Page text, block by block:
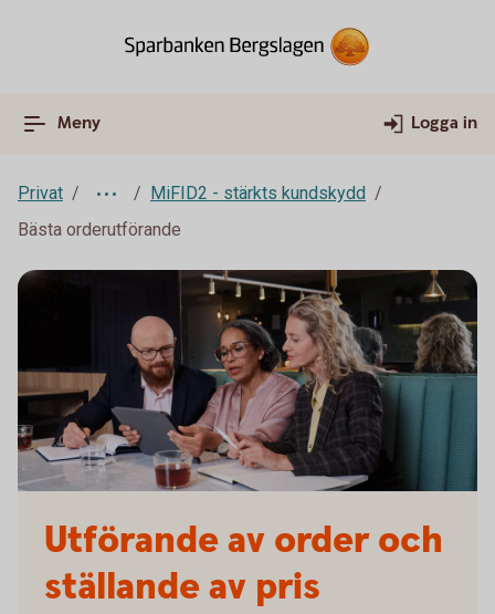
Meny Logga in
Privat
MiFID2 - stärkts kundskydd
Bästa orderutförande
Utförande av order och
ställande av pris